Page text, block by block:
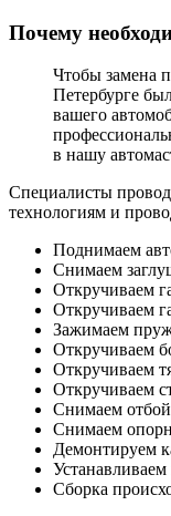
Почему
Чтобы замена
Петербурге
вашего
в нашу
Специалисты
технологиям и
Поднимаем
Снимаем
Откручиваем
Откручиваем
Зажимаем
Откручиваем
Откручиваем
Откручиваем
Снимаем
Снимаем
Демонтируем
Сборка